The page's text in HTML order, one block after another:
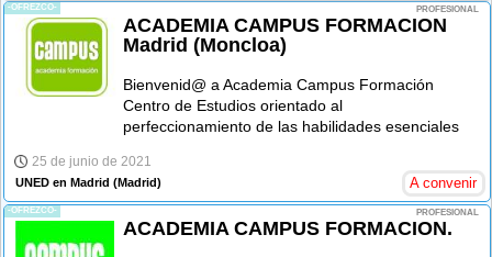
-OFREZCO- PROFESIONAL
ACADEMIA CAMPUS FORMACION
Madrid (Moncloa)
Bienvenid@ a Academia Campus Formación
Centro de Estudios orientado al
perfeccionamiento de las habilidades esenciales
25 de junio de 2021
UNED en Madrid (Madrid) A convenir
-OFREZCO- PROFESIONAL
ACADEMIA CAMPUS FORMACION.